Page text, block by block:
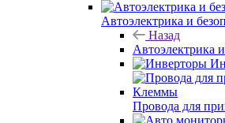
Автоэлектрика и
Назад
Автоэлектрика
Провода для